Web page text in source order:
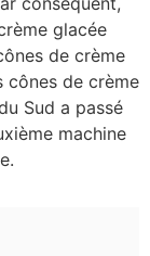
glacée
de crème
cônes de crème
Sud a passé
machine